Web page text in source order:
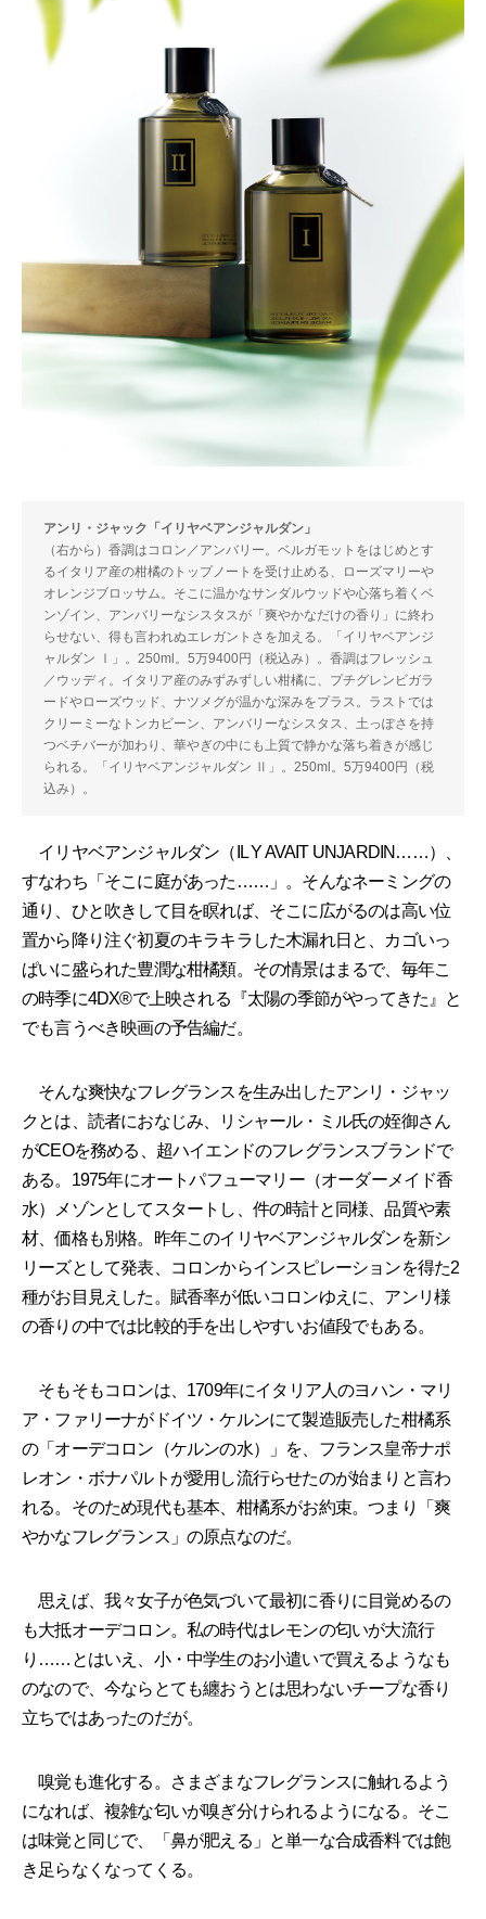
アンリ・ジャック「イリヤベアンジャルダン」
（右から）香調はコロン／アンバリー。ベルガモットをはじめとす
るイタリア産の柑橘のトップノートを受け止める、ローズマリーや
オレンジブロッサム。そこに温かなサンダルウッドや心落ち着くベ
ンゾイン、アンバリーなシスタスが「爽やかなだけの香り」に終わ
らせない、得も言われぬエレガントさを加える。「イリヤベアンジ
ャルダン Ⅰ」。250ml。5万9400円（税込み）。香調はフレッシュ
／ウッディ。イタリア産のみずみずしい柑橘に、プチグレンビガラ
ードやローズウッド、ナツメグが温かな深みをプラス。ラストでは
クリーミーなトンカビーン、アンバリーなシスタス、土っぽさを持
つベチバーが加わり、華やぎの中にも上質で静かな落ち着きが感じ
られる。「イリヤベアンジャルダン Ⅱ」。250ml。5万9400円（税
込み）。
イリヤベアンジャルダン（IL Y AVAIT UNJARDIN……）、
すなわち「そこに庭があった……」。そんなネーミングの
通り、ひと吹きして目を瞑れば、そこに広がるのは高い位
置から降り注ぐ初夏のキラキラした木漏れ日と、カゴいっ
ぱいに盛られた豊潤な柑橘類。その情景はまるで、毎年こ
の時季に4DX®で上映される『太陽の季節がやってきた』と
でも言うべき映画の予告編だ。
そんな爽快なフレグランスを生み出したアンリ・ジャッ
クとは、読者におなじみ、リシャール・ミル氏の姪御さん
がCEOを務める、超ハイエンドのフレグランスブランドで
ある。1975年にオートパフューマリー（オーダーメイド香
水）メゾンとしてスタートし、件の時計と同様、品質や素
材、価格も別格。昨年このイリヤベアンジャルダンを新シ
リーズとして発表、コロンからインスピレーションを得た2
種がお目見えした。賦香率が低いコロンゆえに、アンリ様
の香りの中では比較的手を出しやすいお値段でもある。
そもそもコロンは、1709年にイタリア人のヨハン・マリ
ア・ファリーナがドイツ・ケルンにて製造販売した柑橘系
の「オーデコロン（ケルンの水）」を、フランス皇帝ナポ
レオン・ボナパルトが愛用し流行らせたのが始まりと言わ
れる。そのため現代も基本、柑橘系がお約束。つまり「爽
やかなフレグランス」の原点なのだ。
思えば、我々女子が色気づいて最初に香りに目覚めるの
も大抵オーデコロン。私の時代はレモンの匂いが大流行
り……とはいえ、小・中学生のお小遣いで買えるようなも
のなので、今ならとても纏おうとは思わないチープな香り
立ちではあったのだが。
嗅覚も進化する。さまざまなフレグランスに触れるよう
になれば、複雑な匂いが嗅ぎ分けられるようになる。そこ
は味覚と同じで、「鼻が肥える」と単一な合成香料では飽
き足らなくなってくる。